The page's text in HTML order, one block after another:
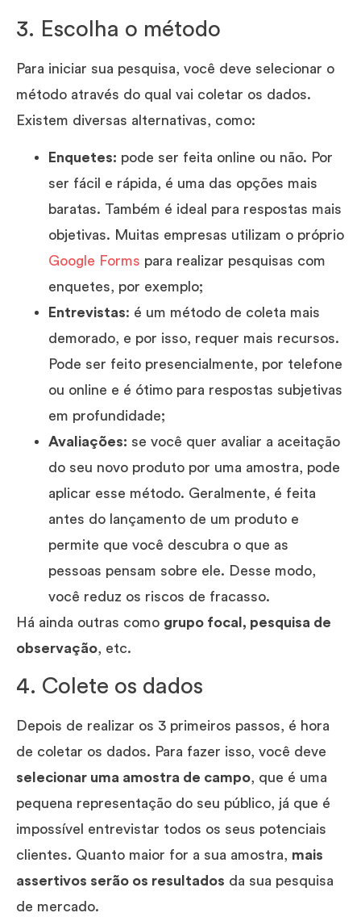
3. Escolha o método
Para iniciar sua pesquisa, você deve selecionar o
método através do qual vai coletar os dados.
Existem diversas alternativas, como:
Enquetes: pode ser feita online ou não. Por
ser fácil e rápida, é uma das opções mais
baratas. Também é ideal para respostas mais
objetivas. Muitas empresas utilizam o próprio
Google Forms para realizar pesquisas com
enquetes, por exemplo;
Entrevistas: é um método de coleta mais
demorado, e por isso, requer mais recursos.
Pode ser feito presencialmente, por telefone
ou online e é ótimo para respostas subjetivas
em profundidade;
Avaliações: se você quer avaliar a aceitação
do seu novo produto por uma amostra, pode
aplicar esse método. Geralmente, é feita
antes do lançamento de um produto e
permite que você descubra o que as
pessoas pensam sobre ele. Desse modo,
você reduz os riscos de fracasso.
Há ainda outras como grupo focal, pesquisa de
observação, etc.
4. Colete os dados
Depois de realizar os 3 primeiros passos, é hora
de coletar os dados. Para fazer isso, você deve
selecionar uma amostra de campo, que é uma
pequena representação do seu público, já que é
impossível entrevistar todos os seus potenciais
clientes. Quanto maior for a sua amostra, mais
assertivos serão os resultados da sua pesquisa
de mercado.